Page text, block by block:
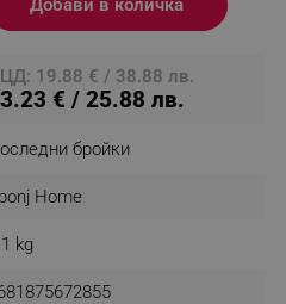
Добави в количка
19.88 € / 38.88 лв.
€ / 25.88 лв.
бройки
Home
kg